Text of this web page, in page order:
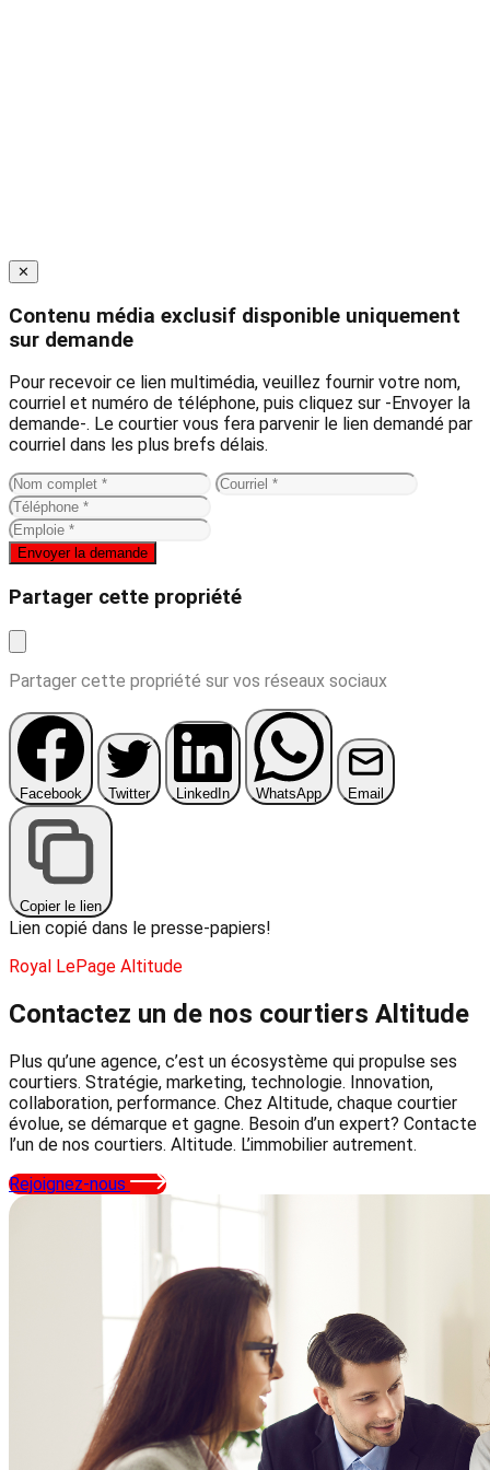
Close
✕
Contenu média exclusif disponible uniquement
sur demande
Pour recevoir ce lien multimédia, veuillez fournir votre nom,
courriel et numéro de téléphone, puis cliquez sur -Envoyer la
demande-. Le courtier vous fera parvenir le lien demandé par
courriel dans les plus brefs délais.
Envoyer la demande
Partager cette propriété
Partager cette propriété sur vos réseaux sociaux
Facebook Twitter LinkedIn WhatsApp Email
Copier le lien
Lien copié dans le presse-papiers!
Royal LePage Altitude
Contactez un de nos courtiers Altitude
Plus qu’une agence, c’est un écosystème qui propulse ses
courtiers. Stratégie, marketing, technologie. Innovation,
collaboration, performance. Chez Altitude, chaque courtier
évolue, se démarque et gagne. Besoin d’un expert? Contacte
l’un de nos courtiers. Altitude. L’immobilier autrement.
Rejoignez-nous